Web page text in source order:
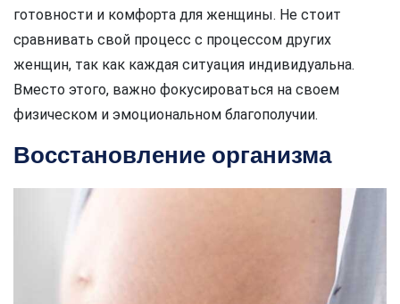
готовности и комфорта для женщины. Не стоит
сравнивать свой процесс с процессом других
женщин, так как каждая ситуация индивидуальна.
Вместо этого, важно фокусироваться на своем
физическом и эмоциональном благополучии.
Восстановление организма